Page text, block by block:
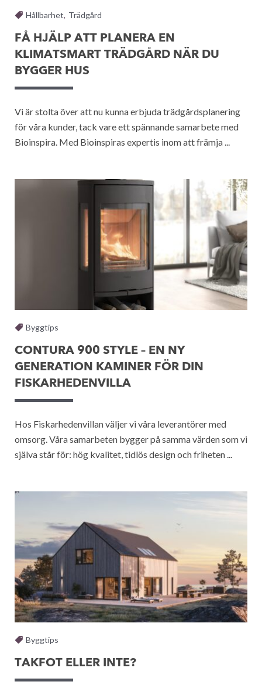
Hållbarhet, Trädgård
FÅ HJÄLP ATT PLANERA EN
KLIMATSMART TRÄDGÅRD NÄR DU
BYGGER HUS
Vi är stolta över att nu kunna erbjuda trädgårdsplanering
för våra kunder, tack vare ett spännande samarbete med
Bioinspira. Med Bioinspiras expertis inom att främja ...
Byggtips
CONTURA 900 STYLE – EN NY
GENERATION KAMINER FÖR DIN
FISKARHEDENVILLA
Hos Fiskarhedenvillan väljer vi våra leverantörer med
omsorg. Våra samarbeten bygger på samma värden som vi
själva står för: hög kvalitet, tidlös design och friheten ...
Byggtips
TAKFOT ELLER INTE?